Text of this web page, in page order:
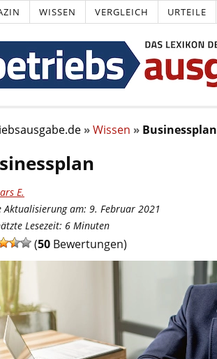
WISSEN VERGLEICH URTEILE
Wissen Businessplan
E.
Aktualisierung am: 9. Februar 2021
Lesezeit: 6 Minuten
(50 Bewertungen)